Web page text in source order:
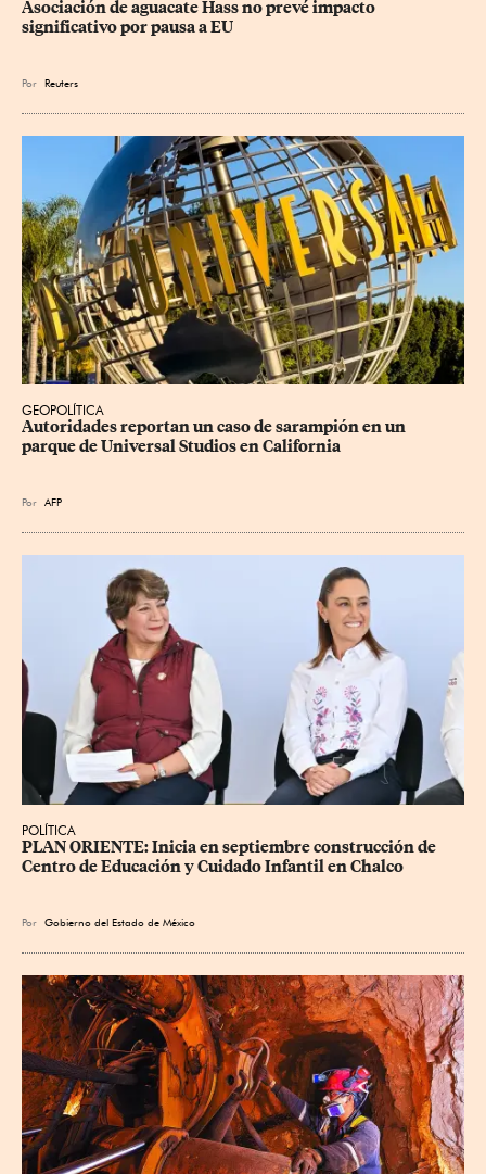
Asociación de aguacate Hass no prevé impacto
significativo por pausa a EU
Por Reuters
GEOPOLÍTICA
Autoridades reportan un caso de sarampión en un
parque de Universal Studios en California
Por AFP
POLÍTICA
PLAN ORIENTE: Inicia en septiembre construcción de
Centro de Educación y Cuidado Infantil en Chalco
Por Gobierno del Estado de México